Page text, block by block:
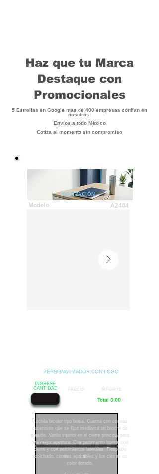
5 Estrellas en Google mas de 400 empresas confían en
nosotros
Envíos a todo México
Cotiza al momento sin compromiso
Haz que tu Marca
Destaque con
Promocionales
COTIZACIÓN
Modelo A2444
PERSONALIZADOS CON LOGO
INGRESE
CANTIDAD
Total 0.00
IMPORTE
PRECIO
Mochila bicolor tipo bolsa. Cuenta con correas
superiores que se fijan mediante un broche de
presión. Varilla interior en el cierre principal para
una mejor apertura. Compartimento frontal con
cierre y compartimientos laterales. Respaldo
acolchado, correas ajustables y los cierres en
color dorado.